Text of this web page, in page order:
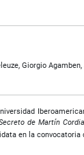
Giorgio
de Martín
en la